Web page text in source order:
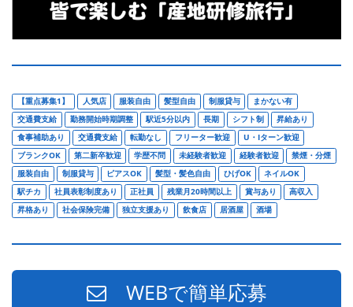
【重点募集1】 人気店 服装自由 髪型自由 制服貸与
まかない有
交通費支給
勤務開始時期調整 駅近5分以内 長期 シフト制
昇給あり
食事補助あり
交通費支給 転勤なし フリーター歓迎
U・Iターン歓迎
ブランクOK
第二新卒歓迎 学歴不問 未経験者歓迎 経験者歓迎
禁煙・分煙
服装自由
制服貸与 ピアスOK 髪型・髪色自由 ひげOK
ネイルOK
駅チカ
社員表彰制度あり 正社員 残業月20時間以上 賞与あり
高収入
昇格あり
社会保険完備 独立支援あり 飲食店 居酒屋 酒場
WEBで簡単応募